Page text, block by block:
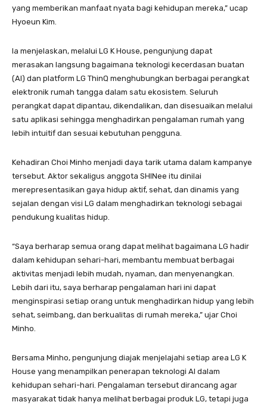
yang memberikan manfaat nyata bagi kehidupan mereka,” ucap
Hyoeun Kim.
Ia menjelaskan, melalui LG K House, pengunjung dapat
merasakan langsung bagaimana teknologi kecerdasan buatan
(AI) dan platform LG ThinQ menghubungkan berbagai perangkat
elektronik rumah tangga dalam satu ekosistem. Seluruh
perangkat dapat dipantau, dikendalikan, dan disesuaikan melalui
satu aplikasi sehingga menghadirkan pengalaman rumah yang
lebih intuitif dan sesuai kebutuhan pengguna.
Kehadiran Choi Minho menjadi daya tarik utama dalam kampanye
tersebut. Aktor sekaligus anggota SHINee itu dinilai
merepresentasikan gaya hidup aktif, sehat, dan dinamis yang
sejalan dengan visi LG dalam menghadirkan teknologi sebagai
pendukung kualitas hidup.
“Saya berharap semua orang dapat melihat bagaimana LG hadir
dalam kehidupan sehari-hari, membantu membuat berbagai
aktivitas menjadi lebih mudah, nyaman, dan menyenangkan.
Lebih dari itu, saya berharap pengalaman hari ini dapat
menginspirasi setiap orang untuk menghadirkan hidup yang lebih
sehat, seimbang, dan berkualitas di rumah mereka,” ujar Choi
Minho.
Bersama Minho, pengunjung diajak menjelajahi setiap area LG K
House yang menampilkan penerapan teknologi AI dalam
kehidupan sehari-hari. Pengalaman tersebut dirancang agar
masyarakat tidak hanya melihat berbagai produk LG, tetapi juga